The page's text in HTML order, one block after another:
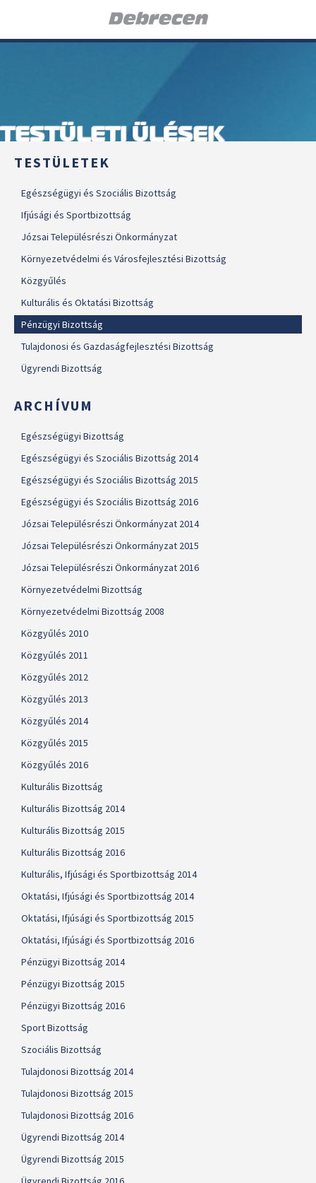
TESTÜLETI ÜLÉSEK
TESTÜLETEK
Egészségügyi és Szociális Bizottság
Ifjúsági és Sportbizottság
Józsai Településrészi Önkormányzat
Környezetvédelmi és Városfejlesztési Bizottság
Közgyűlés
Kulturális és Oktatási Bizottság
Pénzügyi Bizottság
Tulajdonosi és Gazdaságfejlesztési Bizottság
Ügyrendi Bizottság
ARCHÍVUM
Egészségügyi Bizottság
Egészségügyi és Szociális Bizottság 2014
Egészségügyi és Szociális Bizottság 2015
Egészségügyi és Szociális Bizottság 2016
Józsai Településrészi Önkormányzat 2014
Józsai Településrészi Önkormányzat 2015
Józsai Településrészi Önkormányzat 2016
Környezetvédelmi Bizottság
Környezetvédelmi Bizottság 2008
Közgyűlés 2010
Közgyűlés 2011
Közgyűlés 2012
Közgyűlés 2013
Közgyűlés 2014
Közgyűlés 2015
Közgyűlés 2016
Kulturális Bizottság
Kulturális Bizottság 2014
Kulturális Bizottság 2015
Kulturális Bizottság 2016
Kulturális, Ifjúsági és Sportbizottság 2014
Oktatási, Ifjúsági és Sportbizottság 2014
Oktatási, Ifjúsági és Sportbizottság 2015
Oktatási, Ifjúsági és Sportbizottság 2016
Pénzügyi Bizottság 2014
Pénzügyi Bizottság 2015
Pénzügyi Bizottság 2016
Sport Bizottság
Szociális Bizottság
Tulajdonosi Bizottság 2014
Tulajdonosi Bizottság 2015
Tulajdonosi Bizottság 2016
Ügyrendi Bizottság 2014
Ügyrendi Bizottság 2015